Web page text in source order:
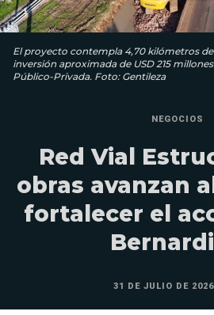
El proyecto contempla 4,70 kilómetros
inversión aproximada de USD 215
Público-Privada. Foto: Gentileza
NEGOCIOS
Red Vial
obras avanzan
fortalecer el
31 DE JULIO DE